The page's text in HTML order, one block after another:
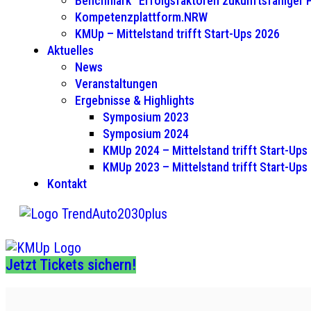
Kompetenzplattform.NRW
KMUp – Mittelstand trifft Start-Ups 2026
Aktuelles
News
Veranstaltungen
Ergebnisse & Highlights
Symposium 2023
Symposium 2024
KMUp 2024 – Mittelstand trifft Start-Ups
KMUp 2023 – Mittelstand trifft Start-Ups
Kontakt
Jetzt Tickets sichern!